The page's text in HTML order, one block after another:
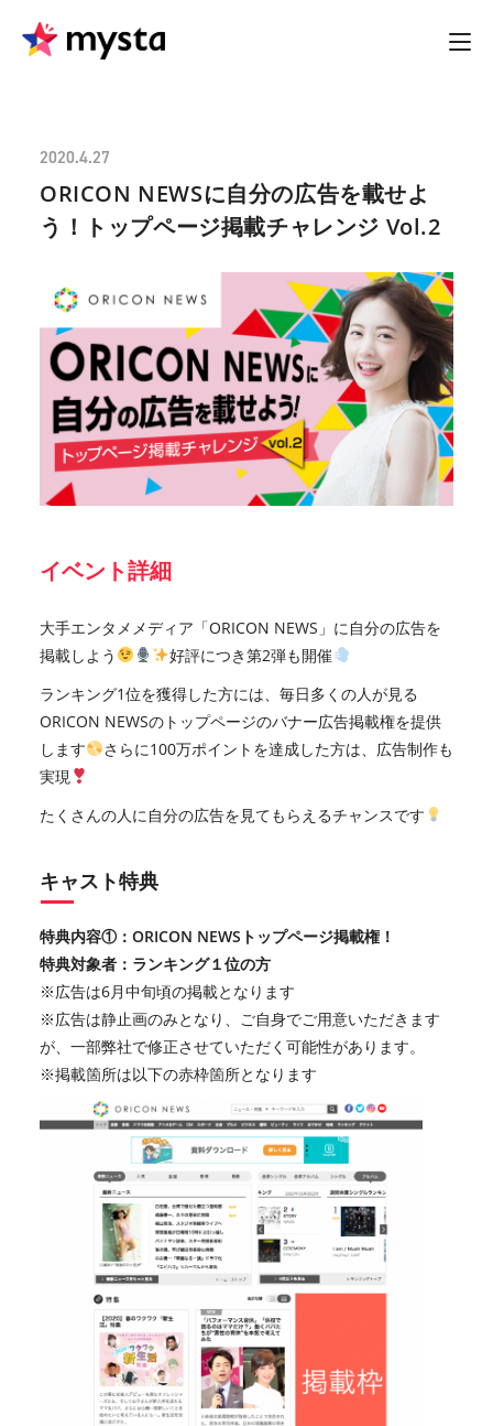
2020.4.27
ORICON NEWSに自分の広告を載せよ
う！トップページ掲載チャレンジ Vol.2
イベント詳細
大手エンタメメディア「ORICON NEWS」に自分の広告を
掲載しよう
好評につき第2弾も開催
ランキング1位を獲得した方には、毎日多くの人が見る
ORICON NEWSのトップページのバナー広告掲載権を提供
します
さらに100万ポイントを達成した方は、広告制作も
実現
たくさんの人に自分の広告を見てもらえるチャンスです
キャスト特典
特典内容①：ORICON NEWSトップページ掲載権！
特典対象者：ランキング１位の方
※広告は6月中旬頃の掲載となります
※広告は静止画のみとなり、ご自身でご用意いただきます
が、一部弊社で修正させていただく可能性があります。
※掲載箇所は以下の赤枠箇所となります